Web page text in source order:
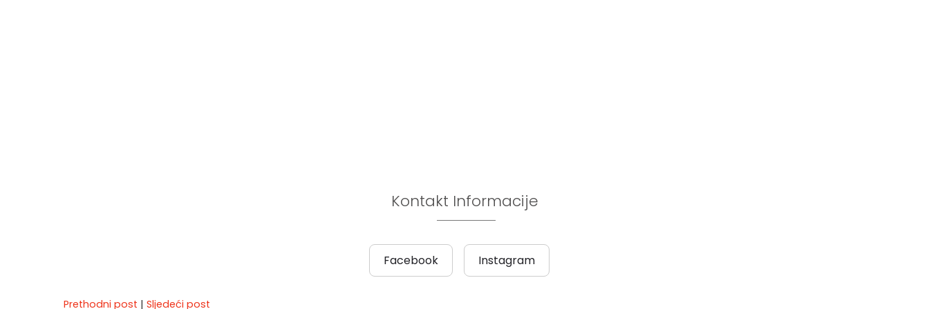
Kontakt Informacije
Facebook Instagram
Prethodni post | Sljedeći post